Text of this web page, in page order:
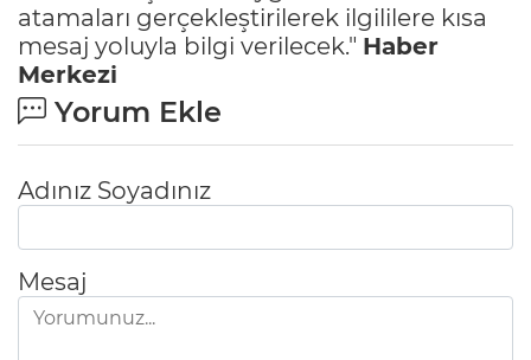
atamaları gerçekleştirilerek ilgililere kısa
mesaj yoluyla bilgi verilecek." Haber
Merkezi
Yorum Ekle
Adınız Soyadınız
Mesaj